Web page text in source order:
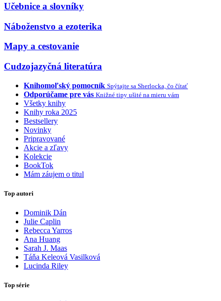
Učebnice a slovníky
Náboženstvo a ezoterika
Mapy a cestovanie
Cudzojazyčná literatúra
Knihomoľský pomocník Spýtajte sa Sherlocka, čo čítať
Odporúčame pre vás Knižné tipy ušité na mieru vám
Všetky knihy
Knihy roka 2025
Bestsellery
Novinky
Pripravované
Akcie a zľavy
Kolekcie
BookTok
Mám záujem o titul
Top autori
Dominik Dán
Julie Caplin
Rebecca Yarros
Ana Huang
Sarah J. Maas
Táňa Keleová Vasilková
Lucinda Riley
Top série